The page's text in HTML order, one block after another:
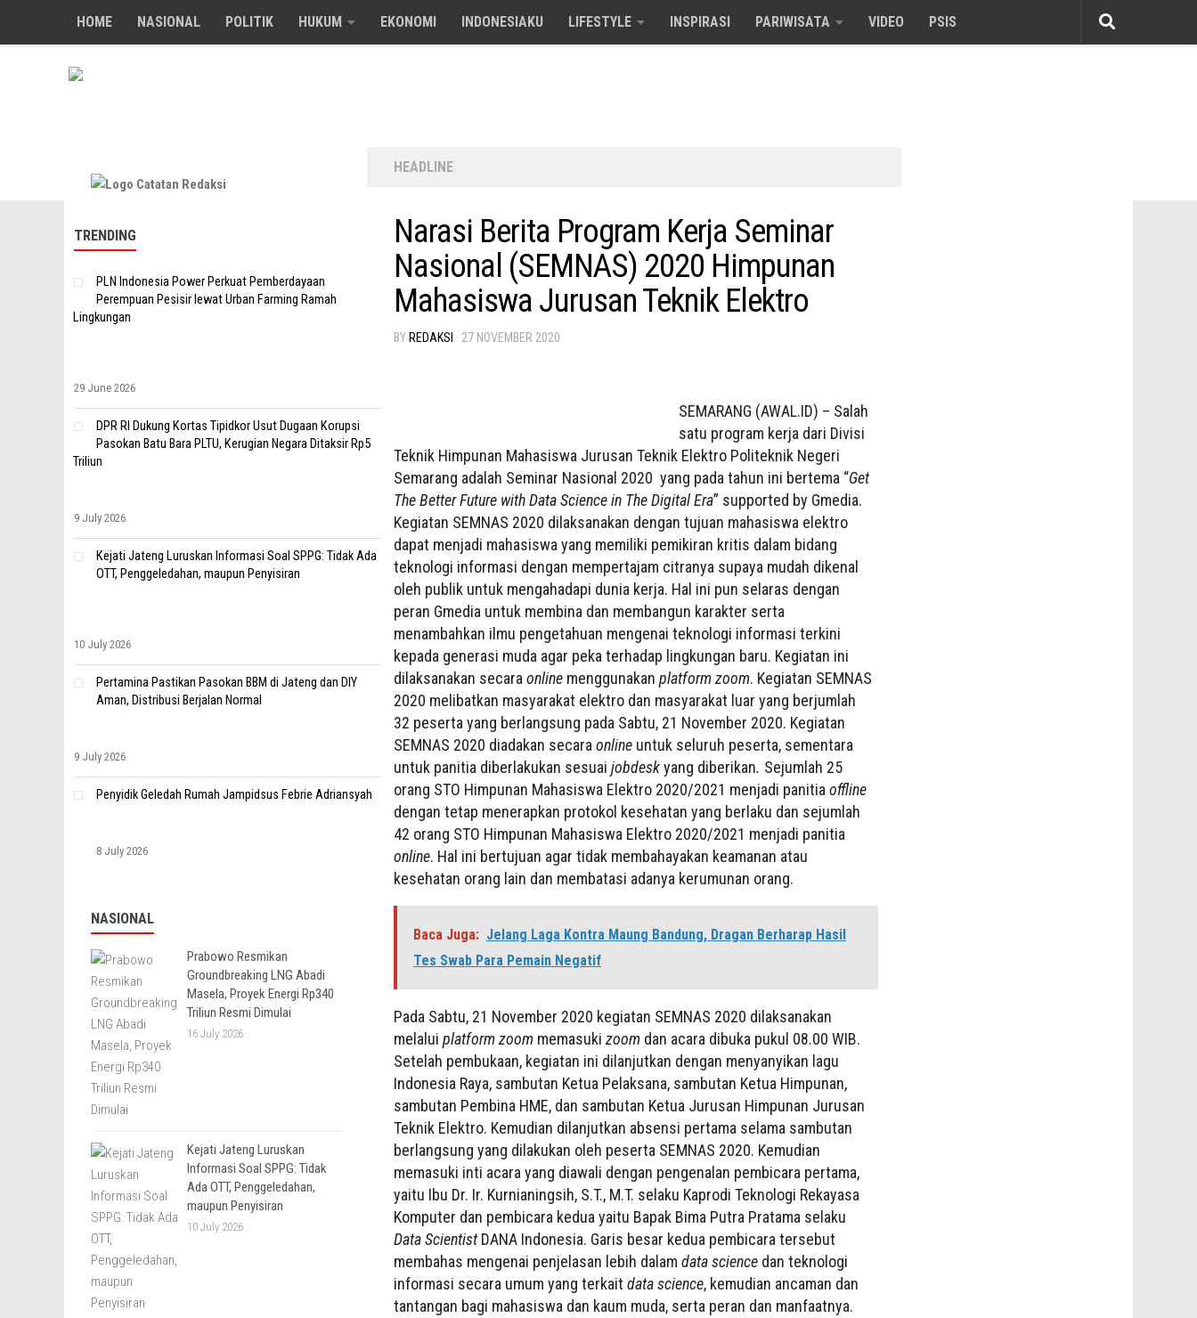
Skip to content
HOME NASIONAL POLITIK HUKUM EKONOMI INDONESIAKU LIFESTYLE INSPIRASI PARIWISATA VIDEO PSIS
HEADLINE
Narasi Berita Program Kerja Seminar
Nasional (SEMNAS) 2020 Himpunan
Mahasiswa Jurusan Teknik Elektro
BY REDAKSI · 27 NOVEMBER 2020
SEMARANG (AWAL.ID) – Salah
satu program kerja dari Divisi
Teknik Himpunan Mahasiswa Jurusan Teknik Elektro Politeknik Negeri
Semarang adalah Seminar Nasional 2020 yang pada tahun ini bertema “Get
The Better Future with Data Science in The Digital Era” supported by Gmedia.
Kegiatan SEMNAS 2020 dilaksanakan dengan tujuan mahasiswa elektro
dapat menjadi mahasiswa yang memiliki pemikiran kritis dalam bidang
teknologi informasi dengan mempertajam citranya supaya mudah dikenal
oleh publik untuk mengahadapi dunia kerja. Hal ini pun selaras dengan
peran Gmedia untuk membina dan membangun karakter serta
menambahkan ilmu pengetahuan mengenai teknologi informasi terkini
kepada generasi muda agar peka terhadap lingkungan baru. Kegiatan ini
dilaksanakan secara online menggunakan platform zoom. Kegiatan SEMNAS
2020 melibatkan masyarakat elektro dan masyarakat luar yang berjumlah
32 peserta yang berlangsung pada Sabtu, 21 November 2020. Kegiatan
SEMNAS 2020 diadakan secara online untuk seluruh peserta, sementara
untuk panitia diberlakukan sesuai jobdeskyang diberikan. Sejumlah 25
orang STO Himpunan Mahasiswa Elektro 2020/2021 menjadi panitia offline
dengan tetap menerapkan protokol kesehatan yang berlaku dan sejumlah
42 orang STO Himpunan Mahasiswa Elektro 2020/2021 menjadi panitia
online. Hal ini bertujuan agar tidak membahayakan keamanan atau
kesehatan orang lain dan membatasi adanya kerumunan orang.
Baca Juga: Jelang Laga Kontra Maung Bandung, Dragan Berharap Hasil
Tes Swab Para Pemain Negatif
Pada Sabtu, 21 November 2020 kegiatan SEMNAS 2020 dilaksanakan
melalui platform zoom memasuki zoom dan acara dibuka pukul 08.00 WIB.
Setelah pembukaan, kegiatan ini dilanjutkan dengan menyanyikan lagu
Indonesia Raya, sambutan Ketua Pelaksana, sambutan Ketua Himpunan,
sambutan Pembina HME, dan sambutan Ketua Jurusan Himpunan Jurusan
Teknik Elektro. Kemudian dilanjutkan absensi pertama selama sambutan
berlangsung yang dilakukan oleh peserta SEMNAS 2020. Kemudian
memasuki inti acara yang diawali dengan pengenalan pembicara pertama,
yaitu Ibu Dr. Ir. Kurnianingsih, S.T., M.T. selaku Kaprodi Teknologi Rekayasa
Komputer dan pembicara kedua yaitu Bapak Bima Putra Pratama selaku
Data ScientistDANA Indonesia. Garis besar kedua pembicara tersebut
membahas mengenai penjelasan lebih dalam data science dan teknologi
informasi secara umum yang terkait data science, kemudian ancaman dan
tantangan bagi mahasiswa dan kaum muda, serta peran dan manfaatnya.
TRENDING
PLN Indonesia Power Perkuat Pemberdayaan
Perempuan Pesisir lewat Urban Farming Ramah
Lingkungan
29 June 2026
DPR RI Dukung Kortas Tipidkor Usut Dugaan Korupsi
Pasokan Batu Bara PLTU, Kerugian Negara Ditaksir Rp5
Triliun
9 July 2026
Kejati Jateng Luruskan Informasi Soal SPPG: Tidak Ada
OTT, Penggeledahan, maupun Penyisiran
10 July 2026
Pertamina Pastikan Pasokan BBM di Jateng dan DIY
Aman, Distribusi Berjalan Normal
9 July 2026
Penyidik Geledah Rumah Jampidsus Febrie Adriansyah
8 July 2026
NASIONAL
Prabowo Resmikan
Groundbreaking LNG Abadi
Masela, Proyek Energi Rp340
Triliun Resmi Dimulai
16 July 2026
Kejati Jateng Luruskan
Informasi Soal SPPG: Tidak
Ada OTT, Penggeledahan,
maupun Penyisiran
10 July 2026